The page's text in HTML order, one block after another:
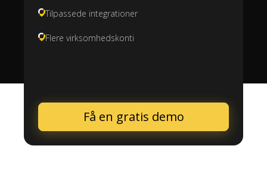
Tilpassede integrationer
Flere virksomhedskonti
Få en gratis demo